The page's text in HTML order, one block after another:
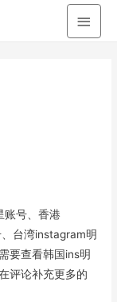
主
账号、香港
台湾instagram明
要查看韩国ins明
评论补充更多的